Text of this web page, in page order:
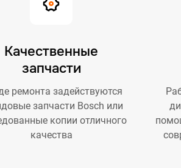
Качественные
запчасти
ремонта задействуются
запчасти Bosch или
копии отличного
качества